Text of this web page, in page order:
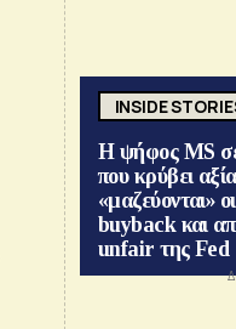
INSIDE
Η ψήφος MS
που κρύβει
«μαζεύονται»
buyback και
unfair της Fed